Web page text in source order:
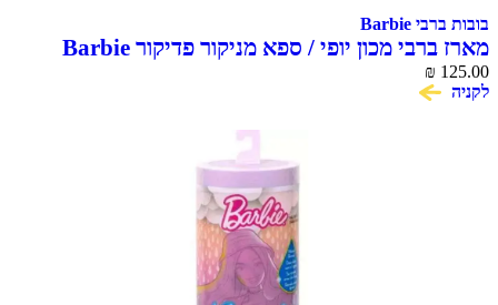
בובות ברבי Barbie
מארז ברבי מכון יופי / ספא מניקור פדיקור Barbie
₪ 125.00
לקניה